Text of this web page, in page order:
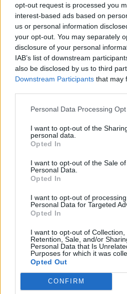
opt-out request is processed you
interest-based ads based on
us or personal information
your opt-out. You may separately
disclosure of your personal
IAB’s list of downstream
also be disclosed by us to third
Downstream Participants that may
Personal Data Processing
I want to opt-out of the
personal data.
Opted In
I want to opt-out of the Sale
Personal Data.
Opted In
I want to opt-out of
Personal Data for Targeted
Opted In
I want to opt-out of Collection,
Retention, Sale, and/or
Personal Data that Is
Purposes for which it was
Opted Out
CONFIRM
223. 19 - 20. századi
festmények és bútorok
Aukció időpontja: 2017-03-07
17:00
MEGTEKINTEM
FESTMÉNY, GRAFIKA
133. tétel:
(1869-?): Menyecske
almáskosárral
Kikiáltási ár:60 000Ft